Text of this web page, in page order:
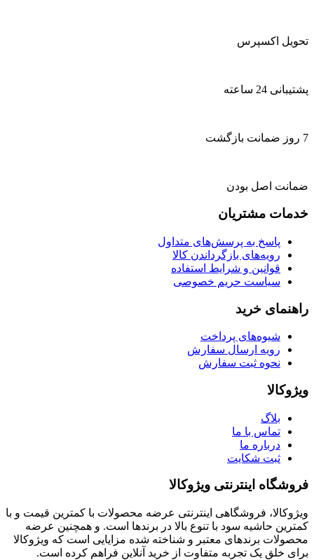
تحویل اکسپرس
پشتیبانی 24 ساعته
7 روز ضمانت بازگشت
ضمانت اصل بودن
خدمات مشتریان
پاسخ به پرسش‌های متداول
رویه‌های بازگرداندن کالا
قوانین و شرایط استفاده
سیاست حریم خصوصی
راهنمای خرید
شیوه‌های پرداخت
رویه ارسال سفارش
نحوه ثبت سفارش
ویژوکالا
بلاگ
تماس با ما
درباره ما
ثبت شکایت
فروشگاه اینترنتی ویژوکالا
ویژوکالا، فروشگاهی اینترنتی عرضه محصولات با کمترین قیمت و با
کمترین حاشیه سود با تنوع بالا در برندها است. و همچنین عرضه
محصولات برندهای معتبر و شناخته شده مزایایی است که ویژوکالا
برای خلق یک تجربه متفاوت از خرید آنلاین فراهم کرده است.